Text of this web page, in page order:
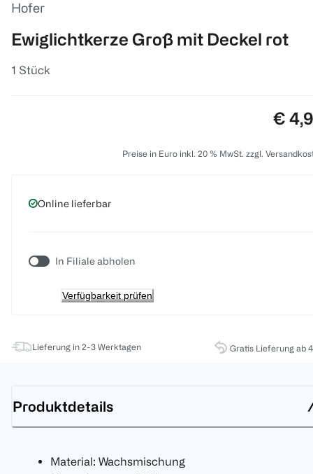
Hofer
Ewiglichtkerze Groß mit Deckel rot
1 Stück
€
Preise in Euro inkl. 20 % MwSt. zzgl.
Online lieferbar
In Filiale abholen
Verfügbarkeit prüfen
Lieferung in 2-3 Werktagen Gratis Lieferung ab
Produktdetails
Material: Wachsmischung